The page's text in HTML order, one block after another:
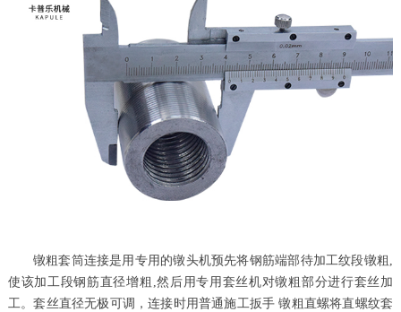
镦粗套筒连接是用专用的镦头机预先将钢筋端部待加工纹段镦粗,
使该加工段钢筋直径增粗,然后用专用套丝机对镦粗部分进行套丝加
工。套丝直径无极可调，连接时用普通施工扳手 镦粗直螺将直螺纹套